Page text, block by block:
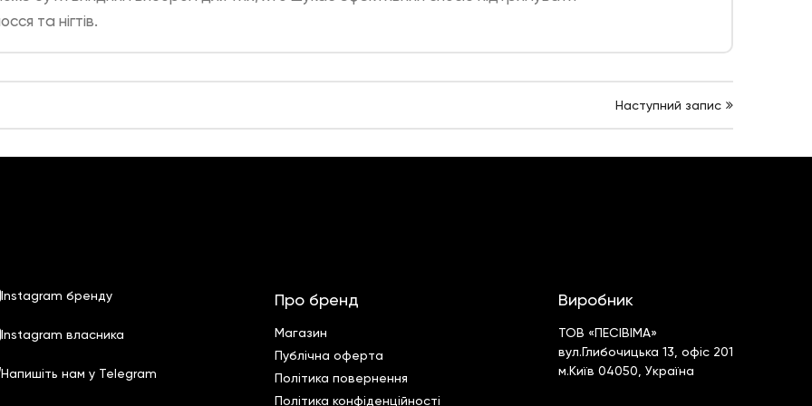
та нігтів.
Наступний запис
Instagram бренду
Instagram власника
Напишіть нам у Telegram
Про бренд
Магазин
Публічна оферта
Політика повернення
Полiтика конфiденцiйностi
Виробник
ТОВ «ПЕСІВІМА»
вул.Глибочицька 13, офіс 201
м.Київ 04050, Україна